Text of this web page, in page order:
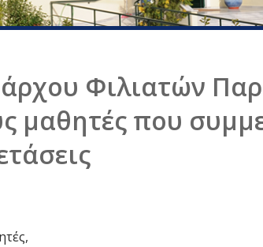
Φιλιατών
μαθητές που